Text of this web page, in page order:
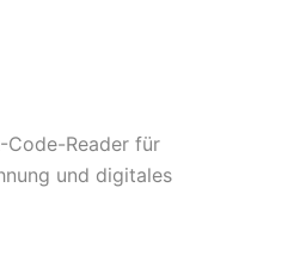
Code-Reader für
und digitales